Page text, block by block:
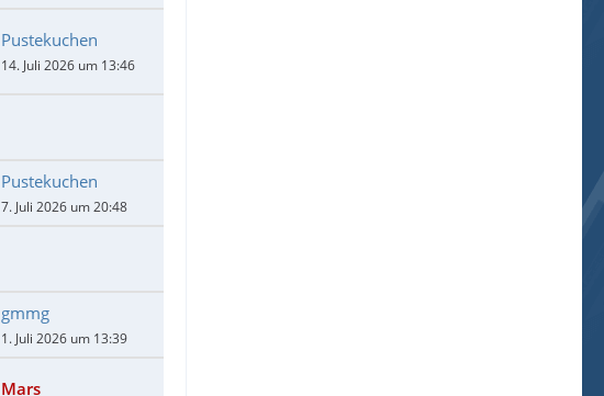
Pustekuchen
14. Juli 2026 um 13:46
Pustekuchen
7. Juli 2026 um 20:48
gmmg
1. Juli 2026 um 13:39
Mars